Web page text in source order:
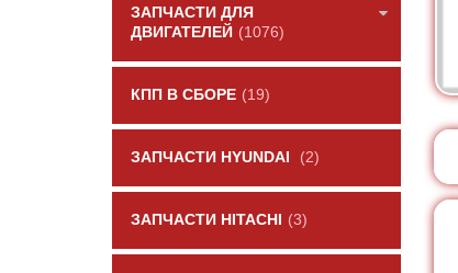
ЗАПЧАСТИ ДЛЯ
ДВИГАТЕЛЕЙ (1076)
КПП В СБОРЕ (19)
ЗАПЧАСТИ HYUNDAI (2)
ЗАПЧАСТИ HITACHI (3)